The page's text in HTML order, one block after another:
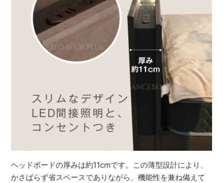
ヘッドボードの厚みは約11cmです。この薄型設計により、
かさばらず省スペースでありながら、機能性を兼ね備えて